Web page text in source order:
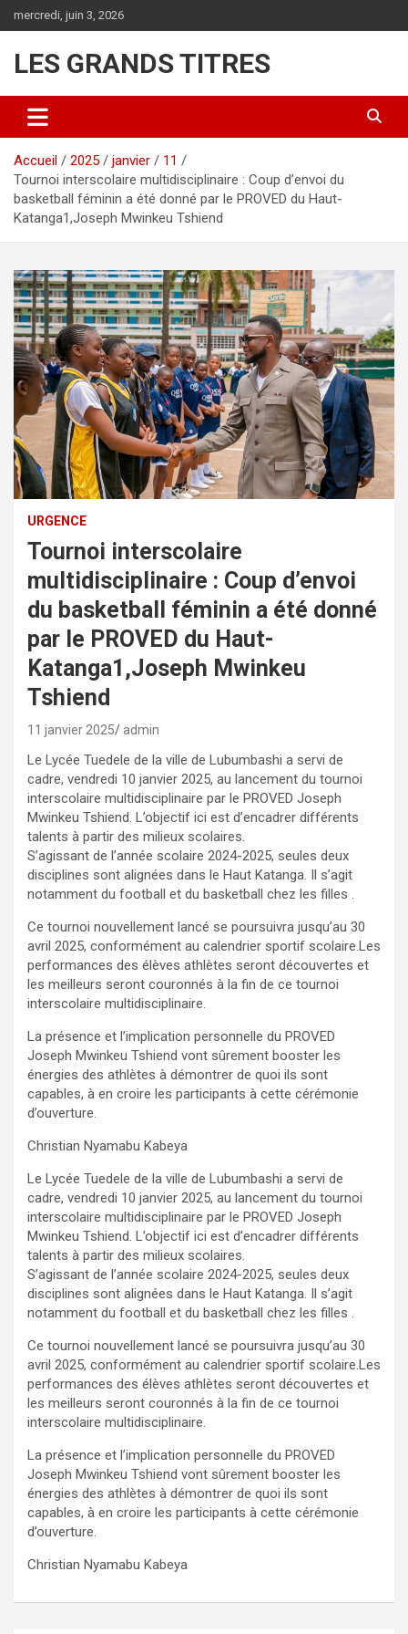
au
mercredi, juin 3, 2026
LES GRANDS TITRES
Accueil 2025 janvier
11
Tournoi interscolaire multidisciplinaire : Coup d’envoi du
basketball féminin a été donné par le PROVED du Haut-
Katanga1,Joseph Mwinkeu Tshiend
URGENCE
Tournoi interscolaire
multidisciplinaire : Coup d’envoi
du basketball féminin a été donné
par le PROVED du Haut-
Katanga1,Joseph Mwinkeu
Tshiend
11 janvier 2025 admin
Le Lycée Tuedele de la ville de Lubumbashi a servi de
cadre, vendredi 10 janvier 2025, au lancement du tournoi
interscolaire multidisciplinaire par le PROVED Joseph
Mwinkeu Tshiend. L’objectif ici est d’encadrer différents
talents à partir des milieux scolaires.
S’agissant de l’année scolaire 2024-2025, seules deux
disciplines sont alignées dans le Haut Katanga. Il s’agit
notamment du football et du basketball chez les filles .
Ce tournoi nouvellement lancé se poursuivra jusqu’au 30
avril 2025, conformément au calendrier sportif scolaire.Les
performances des élèves athlètes seront découvertes et
les meilleurs seront couronnés à la fin de ce tournoi
interscolaire multidisciplinaire.
La présence et l’implication personnelle du PROVED
Joseph Mwinkeu Tshiend vont sûrement booster les
énergies des athlètes à démontrer de quoi ils sont
capables, à en croire les participants à cette cérémonie
d’ouverture.
Christian Nyamabu Kabeya
Le Lycée Tuedele de la ville de Lubumbashi a servi de
cadre, vendredi 10 janvier 2025, au lancement du tournoi
interscolaire multidisciplinaire par le PROVED Joseph
Mwinkeu Tshiend. L’objectif ici est d’encadrer différents
talents à partir des milieux scolaires.
S’agissant de l’année scolaire 2024-2025, seules deux
disciplines sont alignées dans le Haut Katanga. Il s’agit
notamment du football et du basketball chez les filles .
Ce tournoi nouvellement lancé se poursuivra jusqu’au 30
avril 2025, conformément au calendrier sportif scolaire.Les
performances des élèves athlètes seront découvertes et
les meilleurs seront couronnés à la fin de ce tournoi
interscolaire multidisciplinaire.
La présence et l’implication personnelle du PROVED
Joseph Mwinkeu Tshiend vont sûrement booster les
énergies des athlètes à démontrer de quoi ils sont
capables, à en croire les participants à cette cérémonie
d’ouverture.
Christian Nyamabu Kabeya